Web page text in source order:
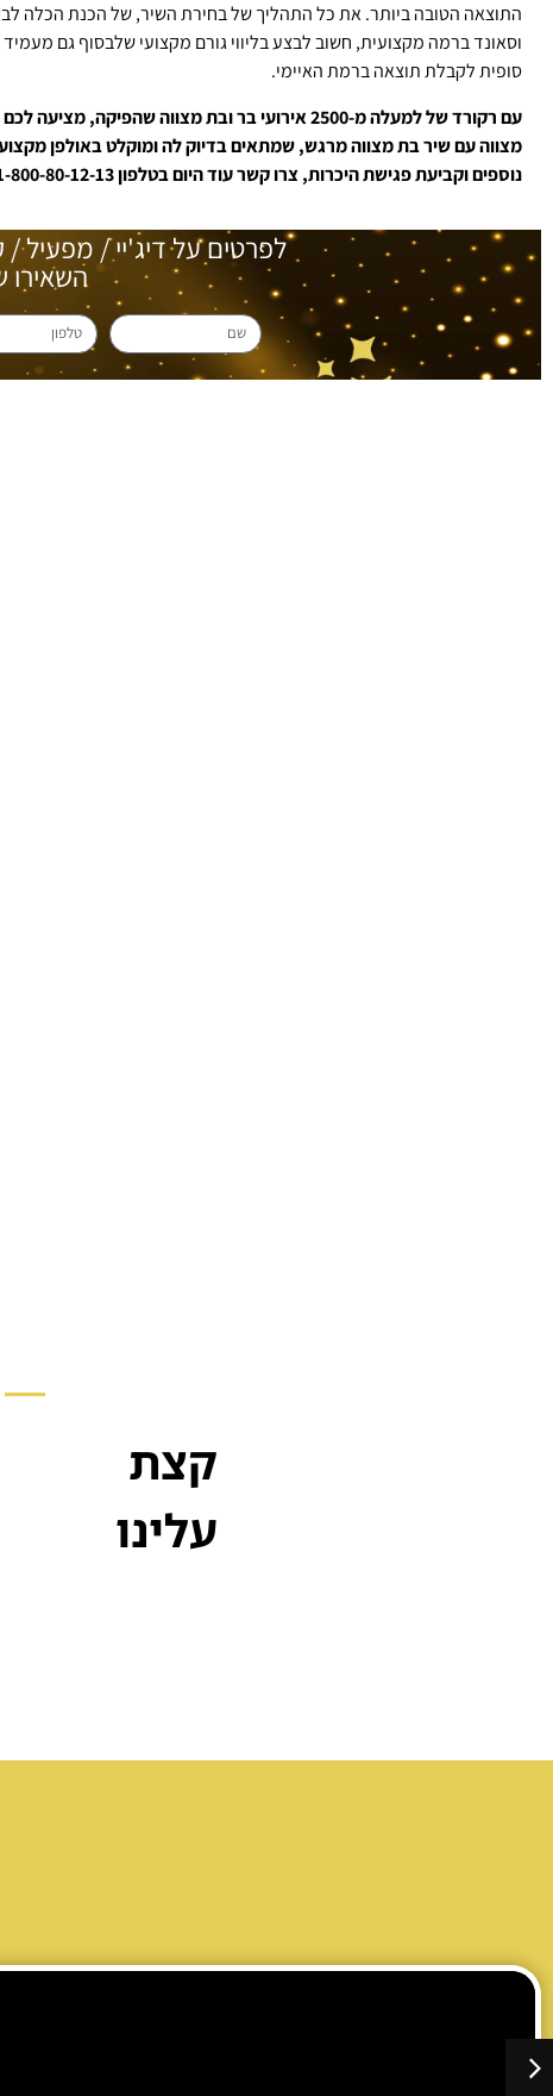
התוצאה הטובה ביותר. את כל התהליך של בחירת השיר, של הכנת הכלה
וסאונד ברמה מקצועית, חשוב לבצע בליווי גורם מקצועי שלבסוף גם
סופית לקבלת תוצאה ברמת האיימי.
עם רקורד של למעלה מ-2500 אירועי בר ובת
מצווה עם שיר בת מצווה מרגש, שמתאים בדיוק לה ומוקלט באולפן
נוספים וקביעת פגישת היכרות, צרו קשר עוד היום בטלפון 1-800-80-12-13.
לפרטים על דיג'יי / מפעיל /
השאירו
קצת
עלינו